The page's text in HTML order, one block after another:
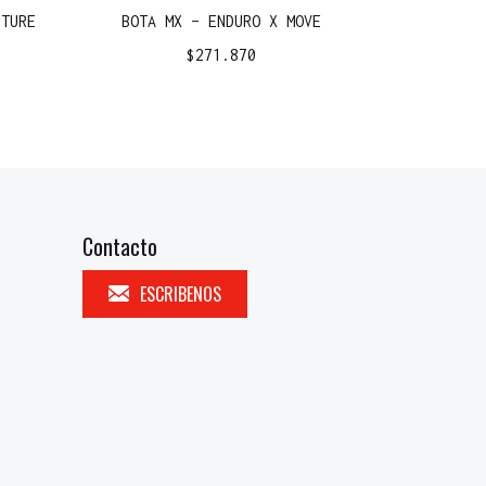
BOTA MX – ENDURO X MOVE
$271.870
Contacto
ESCRIBENOS